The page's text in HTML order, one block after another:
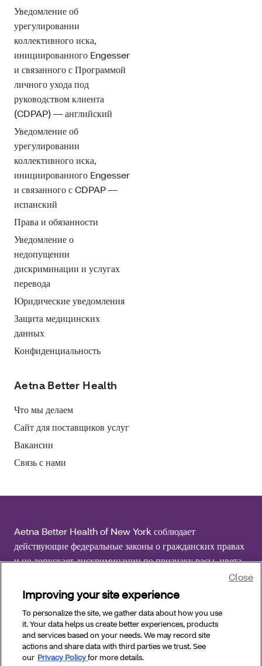
Уведомление об
урегулировании
коллективного иска,
инициированного Engesser
и связанного с Программой
личного ухода под
руководством клиента
(CDPAP) — английский
Уведомление об
урегулировании
коллективного иска,
инициированного Engesser
и связанного с CDPAP —
испанский
Права и обязанности
Уведомление о
недопущении
дискриминации и услугах
перевода
Юридические уведомления
Защита медицинских
данных
Конфиденциальность
Aetna Better Health
Что мы делаем
Сайт для поставщиков услуг
Вакансии
Связь с нами
Aetna Better Health of New York соблюдает
действующие федеральные законы о гражданских правах
и не допускает дискриминации по признаку расы, цвета
инвалидности или пола.
© Aetna Better Health of New York, 2026. Все права
защищены.
Improving your site experience
To personalize the site, we gather data about how you use
it. Your data helps us create better experiences, products
and services based on your needs. We may record site
actions and share data with third parties we trust. See
our Privacy Policyfor more details.
Close